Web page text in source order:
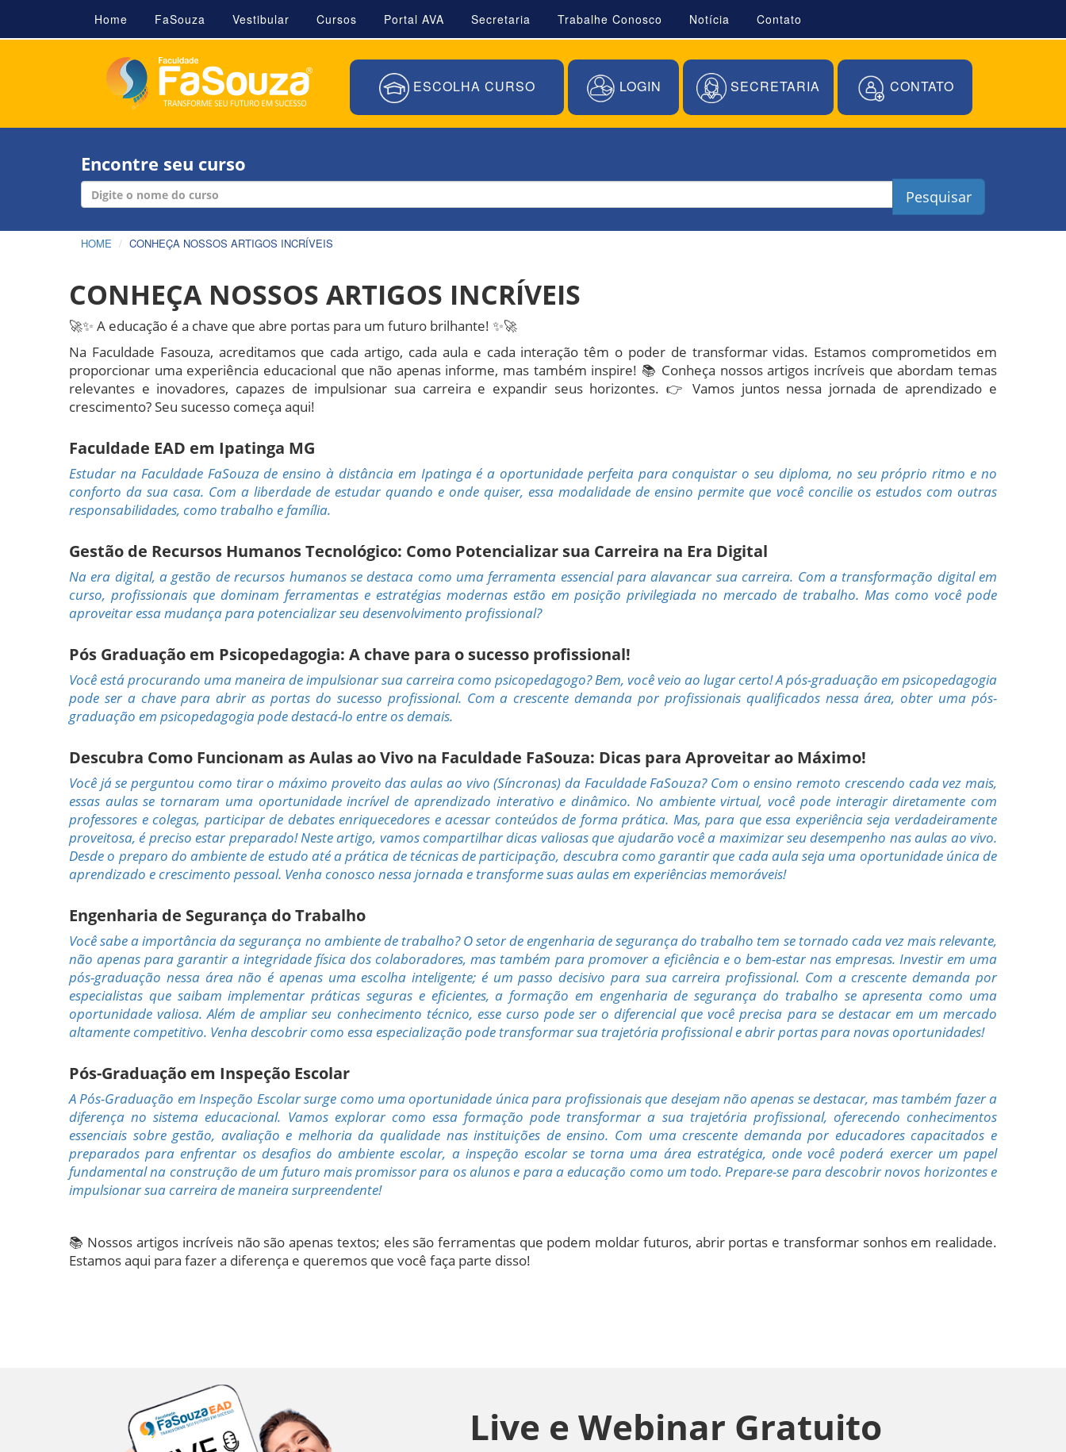
Home FaSouza Vestibular Cursos Portal AVA Secretaria Trabalhe Conosco Notícia Contato
ESCOLHA CURSO LOGIN SECRETARIA CONTATO
Encontre seu curso
Pesquisar
HOME CONHEÇA NOSSOS ARTIGOS INCRÍVEIS
CONHEÇA NOSSOS ARTIGOS INCRÍVEIS
🚀✨ A educação é a chave que abre portas para um futuro brilhante! ✨🚀
Na Faculdade Fasouza, acreditamos que cada artigo, cada aula e cada interação têm o poder de transformar vidas. Estamos comprometidos em
proporcionar uma experiência educacional que não apenas informe, mas também inspire! 📚 Conheça nossos artigos incríveis que abordam temas
relevantes e inovadores, capazes de impulsionar sua carreira e expandir seus horizontes. 👉 Vamos juntos nessa jornada de aprendizado e
crescimento? Seu sucesso começa aqui!
Faculdade EAD em Ipatinga MG
Estudar na Faculdade FaSouza de ensino à distância em Ipatinga é a oportunidade perfeita para conquistar o seu diploma, no seu próprio ritmo e no
conforto da sua casa. Com a liberdade de estudar quando e onde quiser, essa modalidade de ensino permite que você concilie os estudos com outras
responsabilidades, como trabalho e família.
Gestão de Recursos Humanos Tecnológico: Como Potencializar sua Carreira na Era Digital
Na era digital, a gestão de recursos humanos se destaca como uma ferramenta essencial para alavancar sua carreira. Com a transformação digital em
curso, profissionais que dominam ferramentas e estratégias modernas estão em posição privilegiada no mercado de trabalho. Mas como você pode
aproveitar essa mudança para potencializar seu desenvolvimento profissional?
Pós Graduação em Psicopedagogia: A chave para o sucesso profissional!
Você está procurando uma maneira de impulsionar sua carreira como psicopedagogo? Bem, você veio ao lugar certo! A pós-graduação em psicopedagogia
pode ser a chave para abrir as portas do sucesso profissional. Com a crescente demanda por profissionais qualificados nessa área, obter uma pós-
graduação em psicopedagogia pode destacá-lo entre os demais.
Descubra Como Funcionam as Aulas ao Vivo na Faculdade FaSouza: Dicas para Aproveitar ao Máximo!
Você já se perguntou como tirar o máximo proveito das aulas ao vivo (Síncronas) da Faculdade FaSouza? Com o ensino remoto crescendo cada vez mais,
essas aulas se tornaram uma oportunidade incrível de aprendizado interativo e dinâmico. No ambiente virtual, você pode interagir diretamente com
professores e colegas, participar de debates enriquecedores e acessar conteúdos de forma prática. Mas, para que essa experiência seja verdadeiramente
proveitosa, é preciso estar preparado! Neste artigo, vamos compartilhar dicas valiosas que ajudarão você a maximizar seu desempenho nas aulas ao vivo.
Desde o preparo do ambiente de estudo até a prática de técnicas de participação, descubra como garantir que cada aula seja uma oportunidade única de
aprendizado e crescimento pessoal. Venha conosco nessa jornada e transforme suas aulas em experiências memoráveis!
Engenharia de Segurança do Trabalho
Você sabe a importância da segurança no ambiente de trabalho? O setor de engenharia de segurança do trabalho tem se tornado cada vez mais relevante,
não apenas para garantir a integridade física dos colaboradores, mas também para promover a eficiência e o bem-estar nas empresas. Investir em uma
pós-graduação nessa área não é apenas uma escolha inteligente; é um passo decisivo para sua carreira profissional. Com a crescente demanda por
especialistas que saibam implementar práticas seguras e eficientes, a formação em engenharia de segurança do trabalho se apresenta como uma
oportunidade valiosa. Além de ampliar seu conhecimento técnico, esse curso pode ser o diferencial que você precisa para se destacar em um mercado
altamente competitivo. Venha descobrir como essa especialização pode transformar sua trajetória profissional e abrir portas para novas oportunidades!
Pós-Graduação em Inspeção Escolar
A Pós-Graduação em Inspeção Escolar surge como uma oportunidade única para profissionais que desejam não apenas se destacar, mas também fazer a
diferença no sistema educacional. Vamos explorar como essa formação pode transformar a sua trajetória profissional, oferecendo conhecimentos
essenciais sobre gestão, avaliação e melhoria da qualidade nas instituições de ensino. Com uma crescente demanda por educadores capacitados e
preparados para enfrentar os desafios do ambiente escolar, a inspeção escolar se torna uma área estratégica, onde você poderá exercer um papel
fundamental na construção de um futuro mais promissor para os alunos e para a educação como um todo. Prepare-se para descobrir novos horizontes e
impulsionar sua carreira de maneira surpreendente!
📚 Nossos artigos incríveis não são apenas textos; eles são ferramentas que podem moldar futuros, abrir portas e transformar sonhos em realidade.
Estamos aqui para fazer a diferença e queremos que você faça parte disso!
Live e Webinar Gratuito